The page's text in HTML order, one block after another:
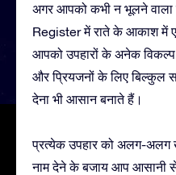
अगर आपको कभी न भूलने वाला
Register में राते के आकाश में
आपको उपहारों के अनेक
और प्रियजनों के लिए बिल्कुल
देना भी आसान बनाते हैं।
प्रत्येक उपहार को अलग-अलग
नाम देने के बजाय आप आसानी से